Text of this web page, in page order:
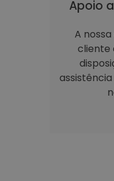
Apoio
A
cliente